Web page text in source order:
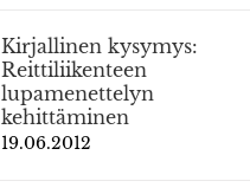
Kirjallinen kysymys:
Reittiliikenteen
lupamenettelyn
kehittäminen
19.06.2012